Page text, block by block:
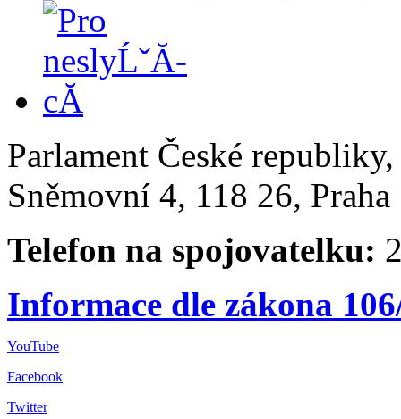
Parlament České
Sněmovní 4, 118 26,
Telefon na spojovatelku:
Informace dle zákona
YouTube
Facebook
Twitter